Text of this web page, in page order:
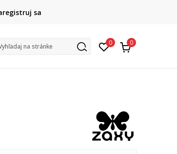
DOPRAVA ZADARMO
nad 80 € (neplatí pre Click&Collect)
sa
na stránke 0 0